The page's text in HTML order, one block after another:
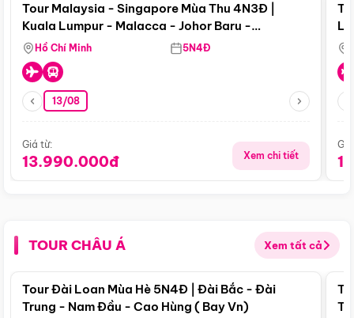
Tour Malaysia - Singapore Mùa Thu 4N3Đ |
Kuala Lumpur - Malacca - Johor Baru -
Singapore
Hồ Chí Minh 5N4Đ
13/08
Giá từ:
13.990.000đ Xem chi tiết
TOUR CHÂU Á Xem tất cả
Điểm nổi bật
Tour Đài Loan Mùa Hè 5N4Đ | Đài Bắc - Đài
Trung - Nam Đầu - Cao Hùng ( Bay Vn)